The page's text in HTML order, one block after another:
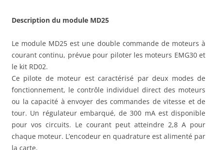
Description du module MD25
Le module MD25 est une double commande de moteurs à
courant continu, prévue pour piloter les moteurs EMG30 et
le kit RD02.
Ce pilote de moteur est caractérisé par deux modes de
fonctionnement, le contrôle individuel direct des moteurs
ou la capacité à envoyer des commandes de vitesse et de
tour. Un régulateur embarqué, de 300 mA est disponible
pour vos circuits. Le courant peut atteindre 2,8 A pour
chaque moteur. L’encodeur en quadrature est alimenté par
la carte.